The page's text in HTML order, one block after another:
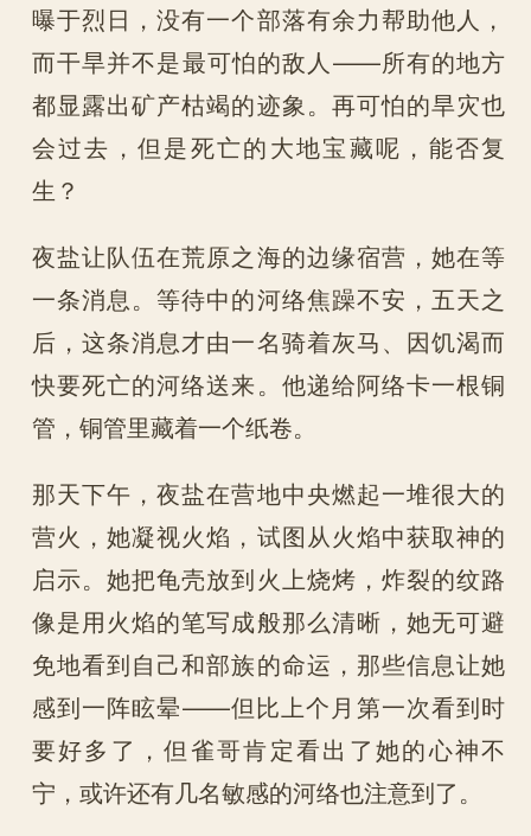
曝于烈日，没有一个部落有余力帮助他人，
而干旱并不是最可怕的敌人——所有的地方
都显露出矿产枯竭的迹象。再可怕的旱灾也
会过去，但是死亡的大地宝藏呢，能否复
生？
夜盐让队伍在荒原之海的边缘宿营，她在等
一条消息。等待中的河络焦躁不安，五天之
后，这条消息才由一名骑着灰马、因饥渴而
快要死亡的河络送来。他递给阿络卡一根铜
管，铜管里藏着一个纸卷。
那天下午，夜盐在营地中央燃起一堆很大的
营火，她凝视火焰，试图从火焰中获取神的
启示。她把龟壳放到火上烧烤，炸裂的纹路
像是用火焰的笔写成般那么清晰，她无可避
免地看到自己和部族的命运，那些信息让她
感到一阵眩晕——但比上个月第一次看到时
要好多了，但雀哥肯定看出了她的心神不
宁，或许还有几名敏感的河络也注意到了。